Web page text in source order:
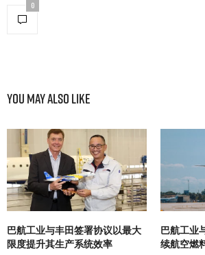
0
You May Also Like
巴航工业与丰田签署协议以最大
限度提升其生产系统效率
巴航工业
续航空燃